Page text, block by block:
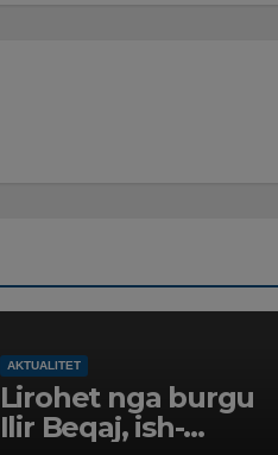
AKTUALITET
Lirohet nga burgu
Ilir Beqaj, ish-